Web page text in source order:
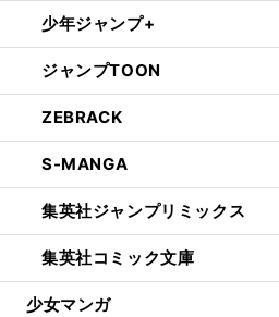
少年ジャンプ+
ジャンプTOON
ZEBRACK
S-MANGA
集英社ジャンプリミックス
集英社コミック文庫
少女マンガ